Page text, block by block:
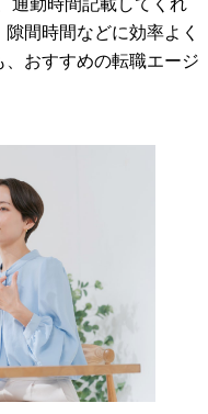
間時間などに効率よく
おすすめの転職エージ